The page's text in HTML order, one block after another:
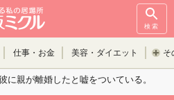
検索
仕事・お金 美容・ダイエット そ
に親が離婚したと嘘をついている。